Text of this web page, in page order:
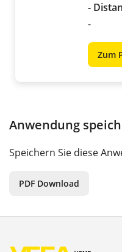
-
-
Zum
Anwendung
Speichern Sie diese
PDF Download